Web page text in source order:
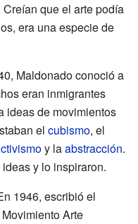
que el arte podía
era una especie de
Maldonado conoció a
eran inmigrantes
ideas de movimientos
el cubismo, el
y laabstracción.
y lo inspiraron.
1946, escribió el
Arte